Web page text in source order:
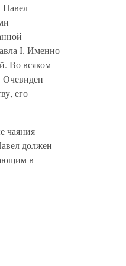
Павел
I. Именно
Во всяком
Очевиден
его
чаяния
должен
в